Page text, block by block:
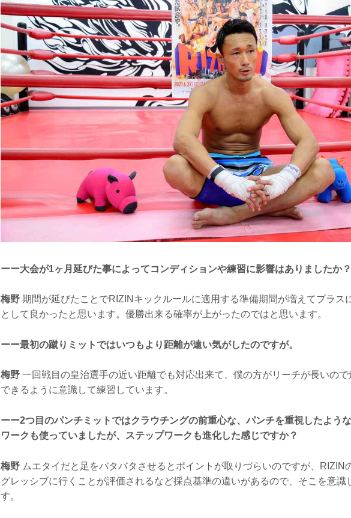
ーー大会が1ヶ月延びた事によってコンディションや練習に影響はありましたか？
梅野 期間が延びたことでRIZINキックルールに適用する準備期間が増えてプラス
として良かったと思います。優勝出来る確率が上がったのではと思います。
ーー最初の蹴りミットではいつもより距離が遠い気がしたのですが。
梅野 一回戦目の皇治選手の近い距離でも対応出来て、僕の方がリーチが長いの
できるように意識して練習しています。
ーー2つ目のパンチミットではクラウチングの前重心な、パンチを重視したよう
ワークも使っていましたが、ステップワークも進化した感じですか？
梅野 ムエタイだと足をバタバタさせるとポイントが取りづらいのですが、RIZIN
グレッシブに行くことが評価されるなど採点基準の違いがあるので、そこを意識
す。